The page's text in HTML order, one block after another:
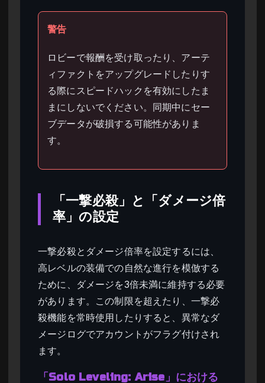
警告
ロビーで報酬を受け取ったり、アーテ
ィファクトをアップグレードしたりす
る際にスピードハックを有効にしたま
まにしないでください。同期中にセー
ブデータが破損する可能性がありま
す。
「一撃必殺」と「ダメージ倍
率」の設定
一撃必殺とダメージ倍率を設定するには、
高レベルの装備での自然な進行を模倣する
ために、ダメージを3倍未満に維持する必要
があります。この制限を超えたり、一撃必
殺機能を常時使用したりすると、異常なダ
メージログでアカウントがフラグ付けされ
ます。
「Solo Leveling: Arise」における